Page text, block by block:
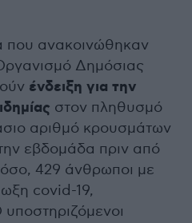
που ανακοινώθηκαν
Δημόσιας
ένδειξη για την
στον πληθυσμό
αριθμό κρουσμάτων
εβδομάδα πριν από
429 άνθρωποι με
covid-19,